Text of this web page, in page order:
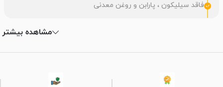
فاقد سیلیکون ، پارابن و روغن معدنی
مشاهده بیشتر